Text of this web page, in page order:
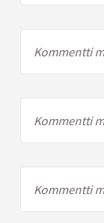
Kommentti
Kommentti
Kommentti